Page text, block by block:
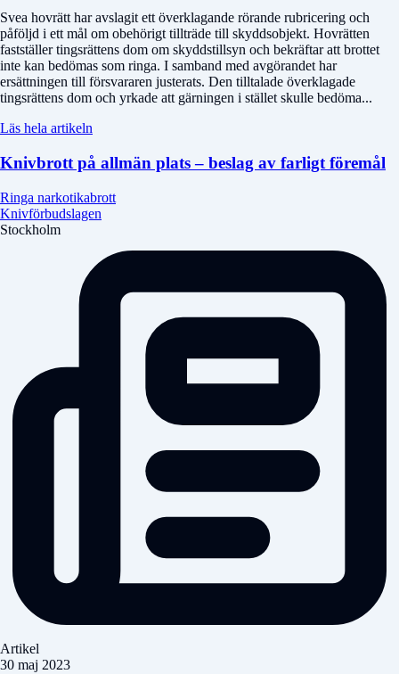
Svea hovrätt har avslagit ett överklagande rörande rubricering och
påföljd i ett mål om obehörigt tillträde till skyddsobjekt. Hovrätten
fastställer tingsrättens dom om skyddstillsyn och bekräftar att brottet
inte kan bedömas som ringa. I samband med avgörandet har
ersättningen till försvararen justerats. Den tilltalade överklagade
tingsrättens dom och yrkade att gärningen i stället skulle bedöma...
Läs hela artikeln
Knivbrott på allmän plats – beslag av farligt föremål
Ringa narkotikabrott
Knivförbudslagen
Stockholm
Artikel
30 maj 2023